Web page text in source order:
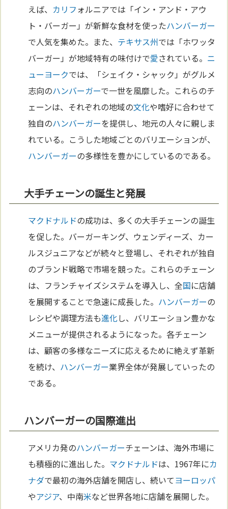
えば、 カリフ ォルニアでは「イン・アンド・アウ
ト・バーガー」が新鮮な食材を使ったハンバーガー
で人気を集めた。また、 テキサス州では「ホワッタ
バーガー」が地域特有の味付けで愛されている。 ニ
ューヨークでは、「シェイク・シャック」がグルメ
志向のハンバーガーで一世を風靡した。これらのチ
ェーンは、それぞれの地域の文化や嗜好に合わせて
独自のハンバーガーを提供し、地元の人々に親しま
れている。こうした地域ごとのバリエーションが、
ハンバーガーの多様性を豊かにしているのである。
大手チェーンの誕生と発展
マクドナルドの成功は、多くの大手チェーンの誕生
を促した。バーガーキング、ウェンディーズ、カー
ルスジュニアなどが続々と登場し、それぞれが独自
のブランド戦略で市場を競った。これらのチェーン
は、フランチャイズシステムを導入し、全国に店舗
を展開することで急速に成長した。 ハンバーガーの
レシピや調理方法も進化し、バリエーション豊かな
メニューが提供されるようになった。各チェーン
は、顧客の多様なニーズに応えるために絶えず革新
を続け、 ハンバーガー業界全体が発展していったの
である。
ハンバーガーの国際進出
アメリカ発のハンバーガーチェーンは、海外市場に
も積極的に進出した。 マクドナルドは、1967年にカ
ナダで最初の海外店舗を開店し、続いてヨーロッパ
やアジア、中南米など世界各地に店舗を展開した。